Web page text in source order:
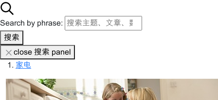
Search by phrase:
搜索
close 搜索 panel
家电